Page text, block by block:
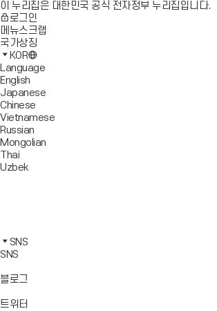
이 누리집은 대한민국 공식 전자정부 누리집입니다.
로그인
메뉴스크랩
국가상징
KOR
Language
English
Japanese
Chinese
Vietnamese
Russian
Mongolian
Thai
Uzbek
가
기
로
가
북
바
가
타
그
바
가
카
오
바
가
SNS
SNS
블로그
트위터